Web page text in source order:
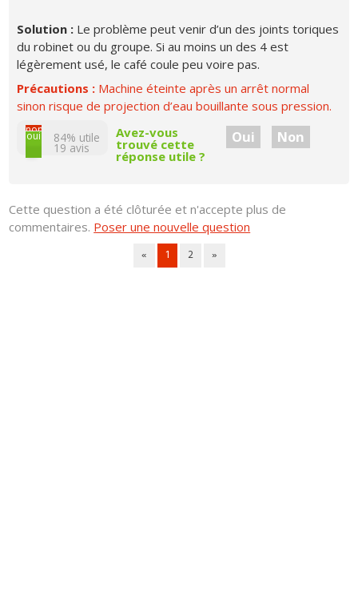
Solution : Le problème peut venir d’un des joints toriques
du robinet ou du groupe. Si au moins un des 4 est
légèrement usé, le café coule peu voire pas.
Précautions : Machine éteinte après un arrêt normal
sinon risque de projection d’eau bouillante sous pression.
non
oui 84% utile
19 avis
Avez-vous
trouvé cette
réponse utile ?
Oui Non
Cette question a été clôturée et n'accepte plus de
commentaires. Poser une nouvelle question
« 1 2 »